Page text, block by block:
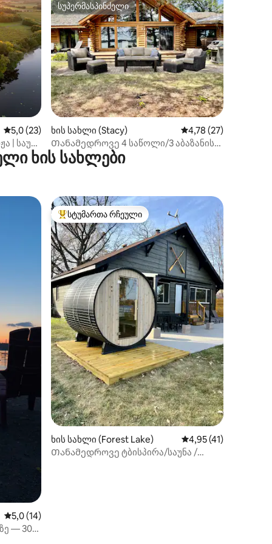
საშუალო შეფასებაა 5‑დან 5,0, 23 მიმოხილვა
5,0 (23)
| საუნა
სუპერმასპინძელი
სუპერმასპინძელი
ხის სახლი (Stacy) საშუალო შეფასებაა
4,78 (27)
Თანამედროვე 4 საწოლი/3 აბაზანის
შესვლა სალონში ჰიდრომასაჟიანი
აუზი და საუნა!
ხის სახლები
საშუალო შეფასებაა 5‑დან 5,0, 14 მიმოხილვა
5,0 (14)
— 30
სტუმართა რჩეული მოწინავე ვარიანტი
სტუმართა რჩეული
ხის სახლი (Forest Lake) საშუალო
4,95 (41)
Თანამედროვე ტბისპირა/საუნა /